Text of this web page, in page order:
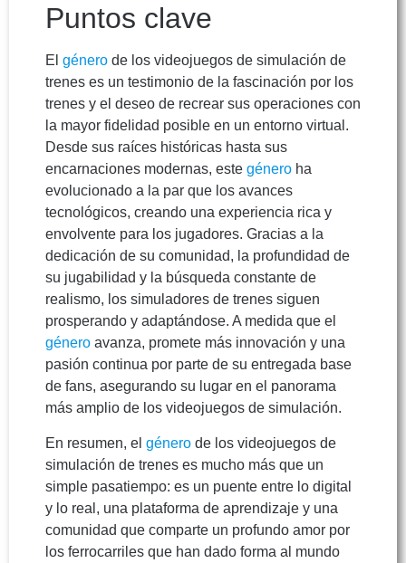
Puntos clave
El género de los videojuegos de simulación de
trenes es un testimonio de la fascinación por los
trenes y el deseo de recrear sus operaciones con
la mayor fidelidad posible en un entorno virtual.
Desde sus raíces históricas hasta sus
encarnaciones modernas, este género ha
evolucionado a la par que los avances
tecnológicos, creando una experiencia rica y
envolvente para los jugadores. Gracias a la
dedicación de su comunidad, la profundidad de
su jugabilidad y la búsqueda constante de
realismo, los simuladores de trenes siguen
prosperando y adaptándose. A medida que el
género avanza, promete más innovación y una
pasión continua por parte de su entregada base
de fans, asegurando su lugar en el panorama
más amplio de los videojuegos de simulación.
En resumen, el género de los videojuegos de
simulación de trenes es mucho más que un
simple pasatiempo: es un puente entre lo digital
y lo real, una plataforma de aprendizaje y una
comunidad que comparte un profundo amor por
los ferrocarriles que han dado forma al mundo